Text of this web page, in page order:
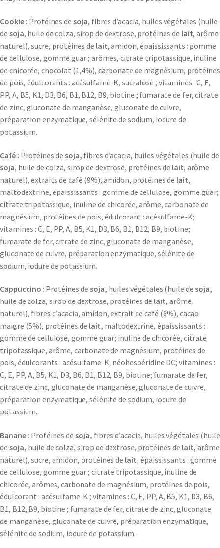
Cookie : Protéines de soja, fibres d’acacia, huiles végétales (huile
de soja, huile de colza, sirop de dextrose, protéines de lait, arôme
naturel), sucre, protéines de lait, amidon, épaississants : gomme
de cellulose, gomme guar ; arômes, citrate tripotassique, inuline
de chicorée, chocolat (1,4%), carbonate de magnésium, protéines
de pois, édulcorants : acésulfame-K, sucralose ; vitamines : C, E,
PP, A, B5, K1, D3, B6, B1, B12, B9, biotine ; fumarate de fer, citrate
de zinc, gluconate de manganèse, gluconate de cuivre,
préparation enzymatique, sélénite de sodium, iodure de
potassium.
Café : Protéines de soja, fibres d’acacia, huiles végétales (huile de
soja, huile de colza, sirop de dextrose, protéines de lait, arôme
naturel), extraits de café (9%), amidon, protéines de lait,
maltodextrine, épaississants : gomme de cellulose, gomme guar;
citrate tripotassique, inuline de chicorée, arôme, carbonate de
magnésium, protéines de pois, édulcorant : acésulfame-K;
vitamines : C, E, PP, A, B5, K1, D3, B6, B1, B12, B9, biotine;
fumarate de fer, citrate de zinc, gluconate de manganèse,
gluconate de cuivre, préparation enzymatique, sélénite de
sodium, iodure de potassium.
Cappuccino : Protéines de soja, huiles végétales (huile de soja,
huile de colza, sirop de dextrose, protéines de lait, arôme
naturel), fibres d’acacia, amidon, extrait de café (6%), cacao
maigre (5%), protéines de lait, maltodextrine, épaississants :
gomme de cellulose, gomme guar; inuline de chicorée, citrate
tripotassique, arôme, carbonate de magnésium, protéines de
pois, édulcorants : acésulfame-K, néohespéridine DC; vitamines :
C, E, PP, A, B5, K1, D3, B6, B1, B12, B9, biotine; fumarate de fer,
citrate de zinc, gluconate de manganèse, gluconate de cuivre,
préparation enzymatique, sélénite de sodium, iodure de
potassium.
Banane : Protéines de soja, fibres d’acacia, huiles végétales (huile
de soja, huile de colza, sirop de dextrose, protéines de lait, arôme
naturel), sucre, amidon, protéines de lait, épaississants : gomme
de cellulose, gomme guar ; citrate tripotassique, inuline de
chicorée, arômes, carbonate de magnésium, protéines de pois,
édulcorant : acésulfame-K ; vitamines : C, E, PP, A, B5, K1, D3, B6,
B1, B12, B9, biotine ; fumarate de fer, citrate de zinc, gluconate
de manganèse, gluconate de cuivre, préparation enzymatique,
sélénite de sodium, iodure de potassium.